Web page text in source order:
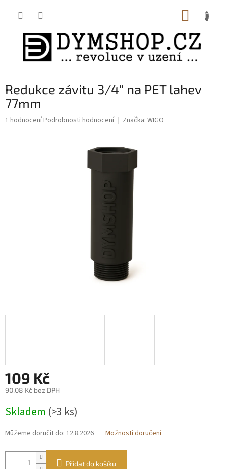
Redukce závitu 3/4" na PET lahev
77mm
Průměrné
1 hodnoceníPodrobnosti hodnocení Značka: WIGO
109 Kč
90,08 Kč bez DPH
cena:
Skladem (>3 ks)
Můžeme doručit do: 12.8.2026 Možnosti doručení
Přidat do košíku